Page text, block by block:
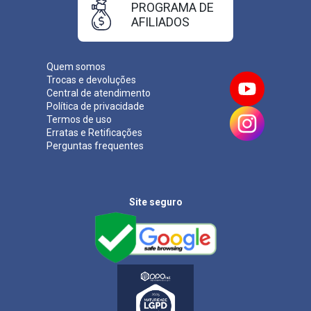
Quem somos
Trocas e devoluções
Central de atendimento
Política de privacidade
Termos de uso
Erratas e Retificações
Perguntas frequentes
PROGRAMA DE
AFILIADOS
Site seguro